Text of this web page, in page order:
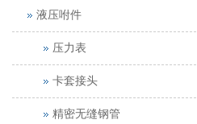
液压咐件
压力表
卡套接头
精密无缝钢管